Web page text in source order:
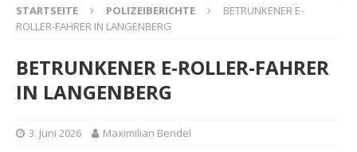
STARTSEITE POLIZEIBERICHTE
BETRUNKENER E-
ROLLER-FAHRER IN LANGENBERG
BETRUNKENER E-ROLLER-FAHRER
IN LANGENBERG
3. Juni 2026 Maximilian Bendel